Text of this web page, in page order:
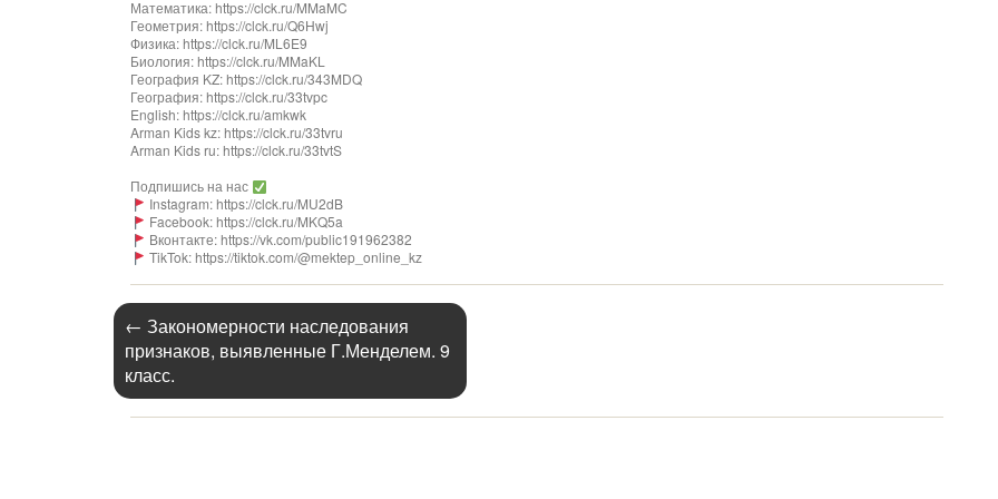
Математика: https://clck.ru/MMaMC
Геометрия: https://clck.ru/Q6Hwj
Физика: https://clck.ru/ML6E9
Биология: https://clck.ru/MMaKL​​​​​​
География KZ: https://clck.ru/343MDQ
География: https://clck.ru/33tvpc
English: https://clck.ru/amkwk
Arman Kids kz: https://clck.ru/33tvru
Arman Kids ru: https://clck.ru/33tvtS
Подпишись на нас
Instagram: https://clck.ru/MU2dB
Facebook: https://clck.ru/MKQ5a
Вконтакте: https://vk.com/public191962382
TikTok: https://tiktok.com/@mektep_online_kz
← Закономерности наследования
признаков, выявленные Г.Менделем. 9
класс.